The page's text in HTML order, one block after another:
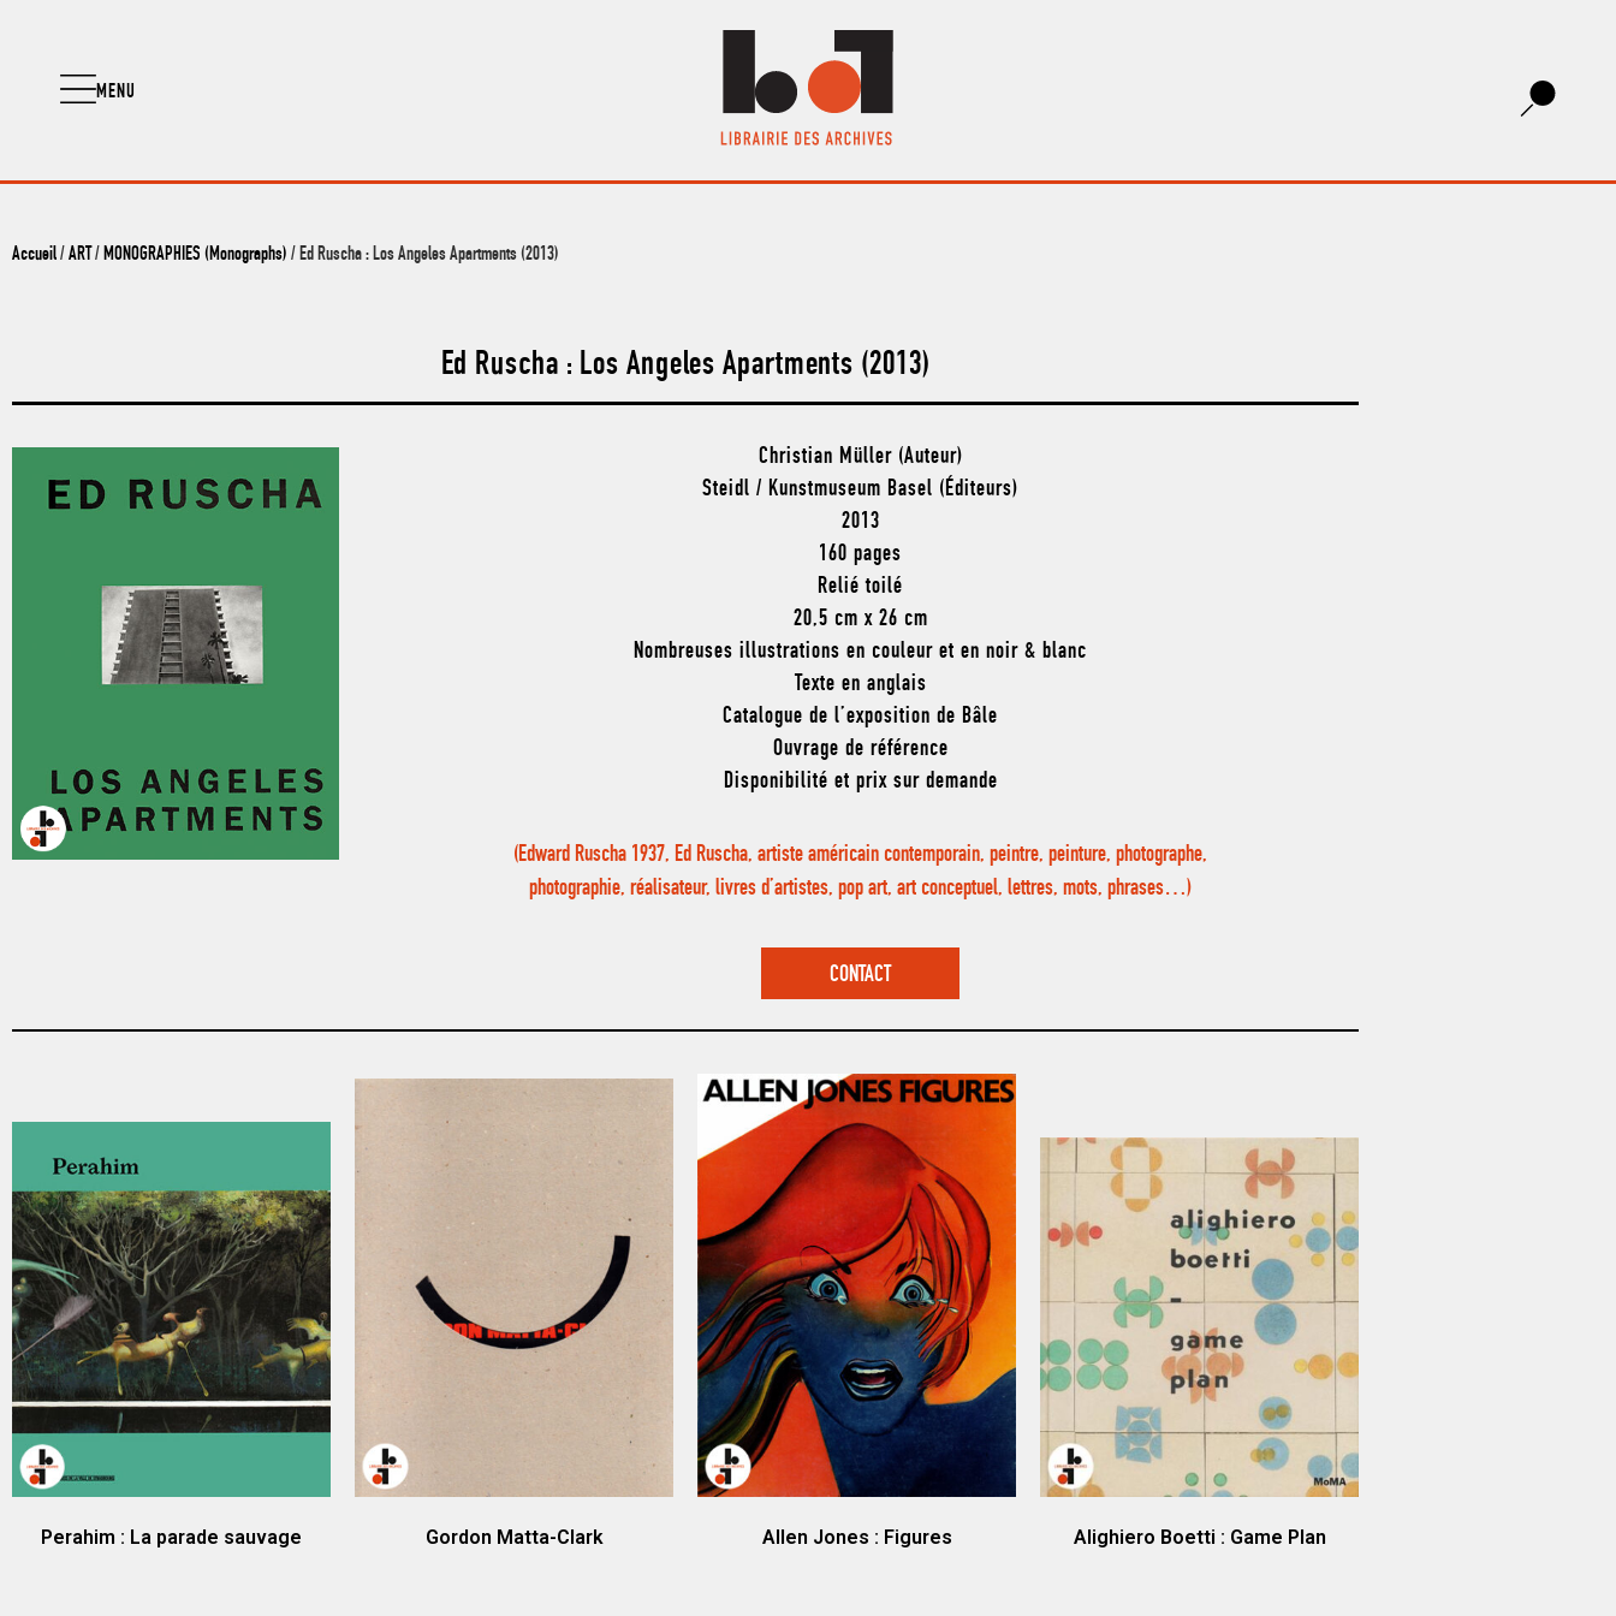
MENU
Accueil/ ART / MONOGRAPHIES (Monographs) / Ed Ruscha : Los Angeles Apartments (2013)
Ed Ruscha : Los Angeles Apartments (2013)
Christian Müller (Auteur)
Steidl / Kunstmuseum Basel (Éditeurs)
2013
160 pages
Relié toilé
20,5 cm x 26 cm
Nombreuses illustrations en couleur et en noir & blanc
Texte en anglais
Catalogue de l’exposition de Bâle
Ouvrage de référence
Disponibilité et prix sur demande
(Edward Ruscha 1937, Ed Ruscha, artiste américain contemporain, peintre, peinture, photographe,
photographie, réalisateur, livres d’artistes, pop art, art conceptuel, lettres, mots, phrases…)
CONTACT
Perahim : La parade sauvage Gordon Matta-Clark Allen Jones : Figures Alighiero Boetti : Game Plan